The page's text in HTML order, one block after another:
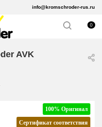
info@kromschroder-rus.ru
0
AVK
100% Оригинал
Сертификат соответствия